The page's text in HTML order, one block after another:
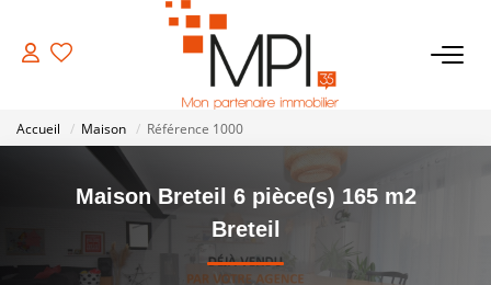
VENTES
Biens À Vendre
Biens Vendus
LOCATIONS
Accueil Maison Référence 1000
Maison Breteil 6 pièce(s) 165 m2
Breteil